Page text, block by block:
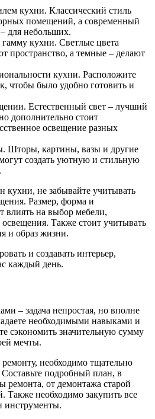
кухни. Классический стиль
помещений, а современный
для небольших.
кухни. Светлые цвета
пространство, а темные – делают
кухни. Расположите
чтобы было удобно готовить и
Естественный свет – лучший
дополнительно стоит
освещение разных
Шторы, картины, вазы и другие
создать уютную и стильную
кухни, не забывайте учитывать
Размер, форма и
влиять на выбор мебели,
Также стоит учитывать
и образ жизни.
и создавать интерьер,
каждый день.
– задача непростая, но вполне
необходимыми навыками и
сэкономить значительную сумму
мечты.
необходимо тщательно
подробный план, в
ремонта, от демонтажа старой
Также необходимо закупить все
инструменты.